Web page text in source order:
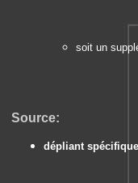
soit un
Source:
dépliant